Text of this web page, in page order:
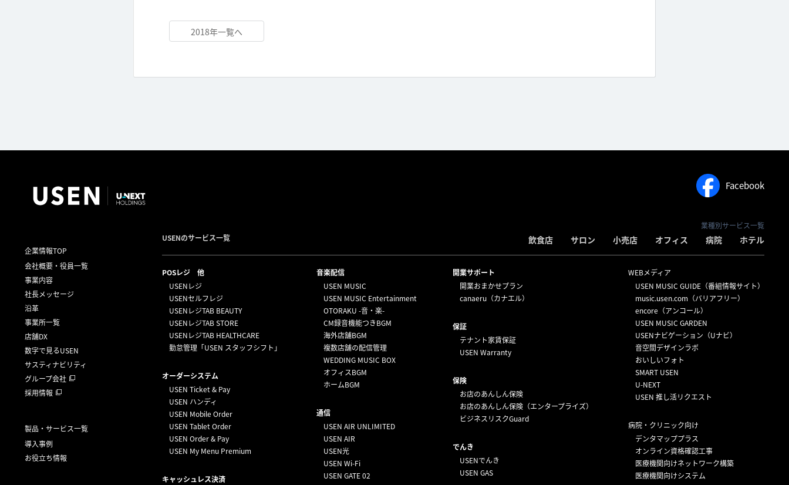
2018年一覧へ
Facebook
業種別サービス一覧
飲食店 サロン 小売店 オフィス 病院 ホテル
企業情報TOP
会社概要・役員一覧
事業内容
社長メッセージ
沿革
事業所一覧
店舗DX
数字で見るUSEN
サスティナビリティ
グループ会社
採用情報
製品・サービス一覧
導入事例
お役立ち情報
USENのサービス一覧
POSレジ 他
USENレジ
USENセルフレジ
USENレジTAB BEAUTY
USENレジTAB STORE
USENレジTAB HEALTHCARE
勤怠管理「USEN スタッフシフト」
オーダーシステム
USEN Ticket & Pay
USEN ハンディ
USEN Mobile Order
USEN Tablet Order
USEN Order & Pay
USEN My Menu Premium
キャッシュレス決済
⁩音楽配信
USEN MUSIC
USEN MUSIC Entertainment
OTORAKU -音・楽-
CM録音機能つきBGM
海外店舗BGM
複数店舗の配信管理
WEDDING MUSIC BOX
オフィスBGM
ホームBGM
通信
USEN AIR UNLIMITED
USEN AIR
USEN光
USEN Wi-Fi
USEN GATE 02
開業サポート
開業おまかせプラン
canaeru（カナエル）
保証
テナント家賃保証
USEN Warranty
保険
お店のあんしん保険
お店のあんしん保険（エンタープライズ）
ビジネスリスクGuard
でんき
USENでんき
USEN GAS
WEBメディア
USEN MUSIC GUIDE（番組情報サイト）
music.usen.com（バリアフリー）
encore（アンコール）
USEN MUSIC GARDEN
USENナビゲーション（Uナビ）
音空間デザインラボ
おいしいフォト
SMART USEN
U-NEXT
USEN 推し活リクエスト
病院・クリニック向け
デンタマッププラス
オンライン資格確認工事
医療機関向けネットワーク構築
医療機関向けシステム